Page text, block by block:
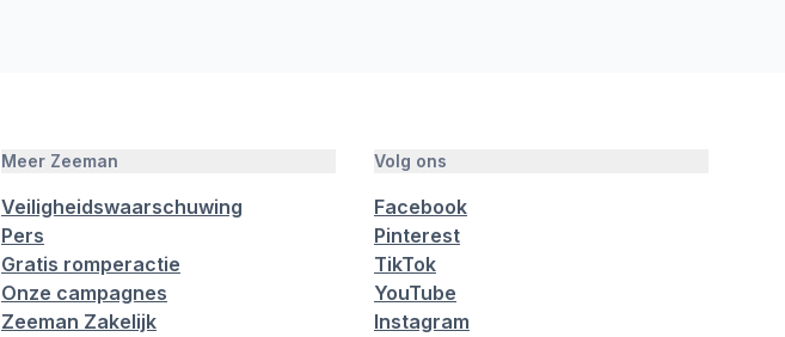
Meer Zeeman
Veiligheidswaarschuwing
Pers
Gratis romperactie
Onze campagnes
Zeeman Zakelijk
Volg ons
Facebook
Pinterest
TikTok
YouTube
Instagram